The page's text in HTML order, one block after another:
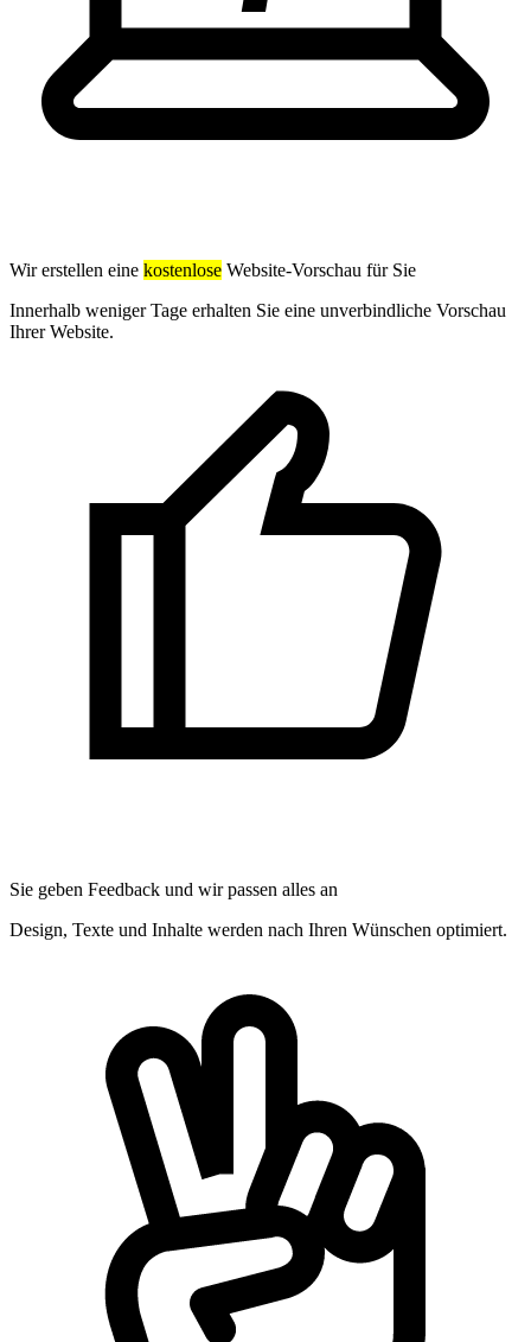
Wir erstellen eine kostenlose Website-Vorschau für Sie
Innerhalb weniger Tage erhalten Sie eine unverbindliche Vorschau
Ihrer Website.
Sie geben Feedback und wir passen alles an
Design, Texte und Inhalte werden nach Ihren Wünschen optimiert.